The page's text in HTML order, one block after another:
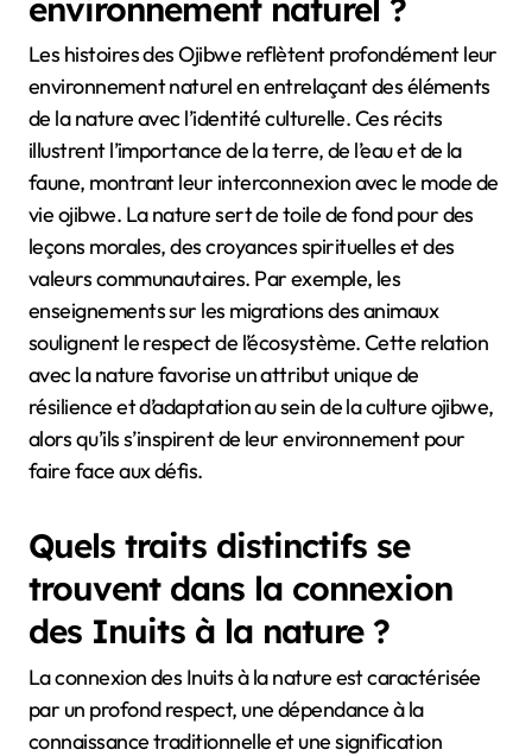
environnement naturel ?
Les histoires des Ojibwe reflètent profondément leur
environnement naturel en entrelaçant des éléments
de la nature avec l’identité culturelle. Ces récits
illustrent l’importance de la terre, de l’eau et de la
faune, montrant leur interconnexion avec le mode de
vie ojibwe. La nature sert de toile de fond pour des
leçons morales, des croyances spirituelles et des
valeurs communautaires. Par exemple, les
enseignements sur les migrations des animaux
soulignent le respect de l’écosystème. Cette relation
avec la nature favorise un attribut unique de
résilience et d’adaptation au sein de la culture ojibwe,
alors qu’ils s’inspirent de leur environnement pour
faire face aux défis.
Quels traits distinctifs se
trouvent dans la connexion
des Inuits à la nature ?
La connexion des Inuits à la nature est caractérisée
par un profond respect, une dépendance à la
connaissance traditionnelle et une signification